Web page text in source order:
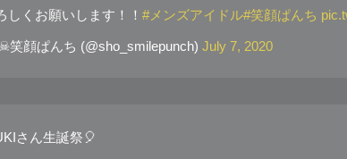
しくお願いします！！ #メンズアイドル#笑顔ぱんち
顔ぱんち (@sho_smilepunch) July 7, 2020
さん生誕祭🎈